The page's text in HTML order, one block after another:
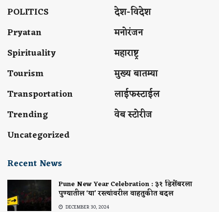
POLITICS
Pryatan
Spirituality
Tourism
Transportation
Trending
Uncategorized
देश-विदेश
मनोरंजन
महाराष्ट्र
मुख्य बातम्या
लाईफस्टाईल
वेब स्टोरीज
Recent News
Pune New Year Celebration : ३१ डिसेंबरला
पुण्यातील ‘या’ रस्त्यांवरील वाहतुकीत बदल
DECEMBER 30, 2024